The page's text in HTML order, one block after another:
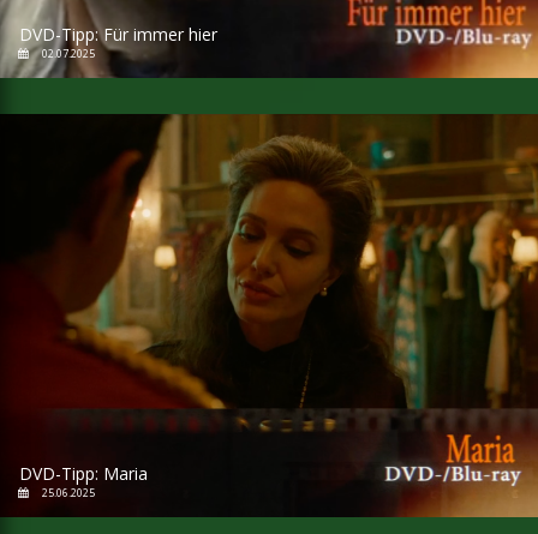
DVD-Tipp: Für immer hier
02.07.2025
DVD-Tipp: Maria
25.06.2025